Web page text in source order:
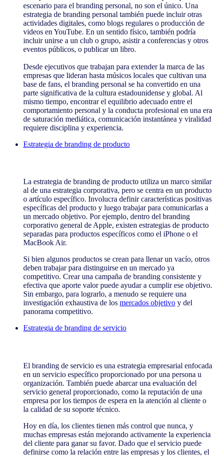
escenario para el branding personal, no son el único. Una
estrategia de branding personal también puede incluir otras
actividades digitales, como blogs regulares o producción de
videos en YouTube. En un sentido físico, también podría
incluir unirse a un club o grupo, asistir a conferencias y otros
eventos públicos, o publicar un libro.
Desde ejecutivos que trabajan para extender la marca de las
empresas que lideran hasta músicos locales que cultivan una
base de fans, el branding personal se ha convertido en una
parte significativa de la cultura estadounidense y global. Al
mismo tiempo, encontrar el equilibrio adecuado entre el
comportamiento personal y la conducta profesional en una era
de saturación mediática, comunicación instantánea y viralidad
requiere disciplina y experiencia.
Estrategia de branding de producto
La estrategia de branding de producto utiliza un marco similar
al de una estrategia corporativa, pero se centra en un producto
o artículo específico. Involucra definir características positivas
específicas del producto y luego trabajar para comunicarlas a
un mercado objetivo. Por ejemplo, dentro del branding
corporativo general de Apple, existen estrategias de producto
separadas para productos específicos como el iPhone o el
MacBook Air.
Si bien algunos productos se crean para llenar un vacío, otros
deben trabajar para distinguirse en un mercado ya
competitivo. Crear una campaña de branding consistente y
efectiva que aporte valor puede ayudar a cumplir ese objetivo.
Sin embargo, para lograrlo, a menudo se requiere una
investigación exhaustiva de los mercados objetivo y del
panorama competitivo.
Estrategia de branding de servicio
El branding de servicio es una estrategia empresarial enfocada
en un servicio específico proporcionado por una persona u
organización. También puede abarcar una evaluación del
servicio general proporcionado, como la reputación de una
empresa por los tiempos de espera en la atención al cliente o
la calidad de su soporte técnico.
Hoy en día, los clientes tienen más control que nunca, y
muchas empresas están mejorando activamente la experiencia
del cliente para ganar su favor. Dado que el servicio puede
definirse como la relación entre las empresas y los clientes, el